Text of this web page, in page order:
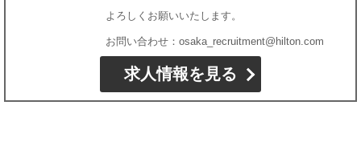
よろしくお願いいたします。
お問い合わせ：osaka_recruitment@hilton.com
求人情報を見る